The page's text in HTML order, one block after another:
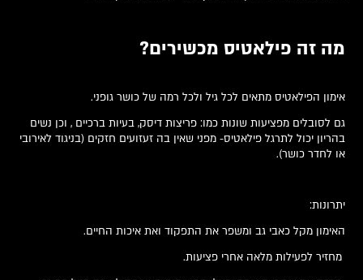
מה זה פילאטיס מכשירים?
אימון הפילאטיס מתאים לכל גיל ולכל רמה של כושר גופני.
גם לסובלים מפציעות שונות כמו: פריצות דיסק, בעיות ברכיים , וכן נשים
בהריון יכול לתרגל פילאטיס- מפני שאין בה זעזועים חזקים (בניגוד לאירובי
או לחדר כושר).
יתרונות:
האימון מקל כאבי גב ומשפר את התפקוד ואת איכות החיים.
מחזיר לפעילות מלאה אחרי פציעות.